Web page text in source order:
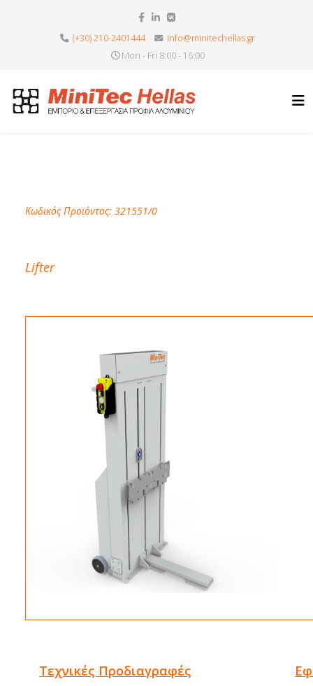
(+30) 210-2401444
info@minitechellas.gr
Mon - Fri 8:00 - 16:00
Κωδικός Προϊόντος: 321551/0
Lifter
Τεχνικές Προδιαγραφές